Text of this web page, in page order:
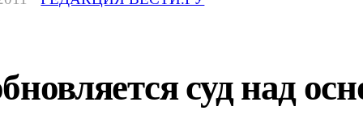
суд над